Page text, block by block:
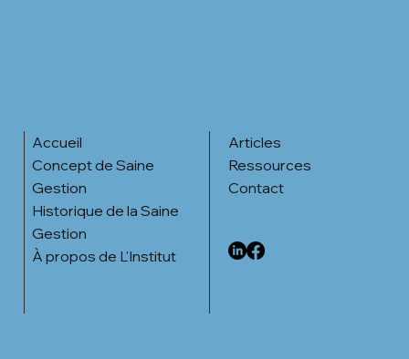
Accueil
Concept de Saine
Gestion
Historique de la Saine
Gestion
À propos de L'Institut
Articles
Ressources
Contact